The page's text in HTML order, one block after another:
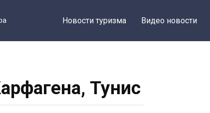
Новости туризма Видео новости
Тунис